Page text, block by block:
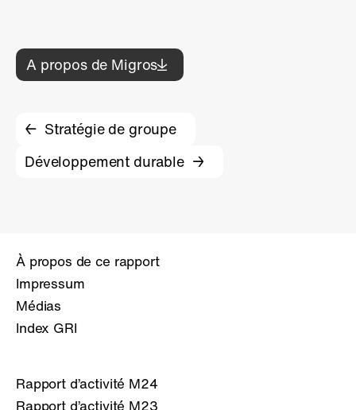
A propos de Migros
Stratégie de groupe
Développement durable
À propos de ce rapport
Impressum
Médias
Index GRI
Rapport d’activité M24
Rapport d’activité M23